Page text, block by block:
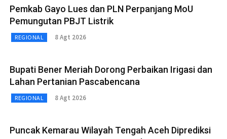
Pemkab Gayo Lues dan PLN Perpanjang MoU
Pemungutan PBJT Listrik
REGIONAL 8 Agt 2026
Bupati Bener Meriah Dorong Perbaikan Irigasi dan
Lahan Pertanian Pascabencana
REGIONAL 8 Agt 2026
Puncak Kemarau Wilayah Tengah Aceh Diprediksi